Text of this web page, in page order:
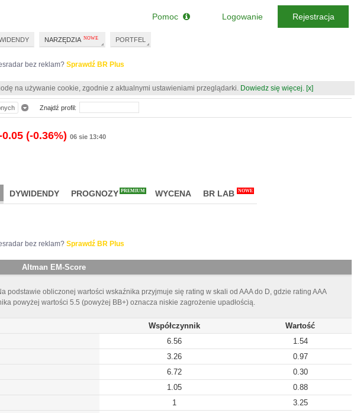
bez reklam? Sprawdź BR Plus
na używanie cookie, zgodnie z aktualnymi ustawieniami przeglądarki. Dowiedz się więcej. [x]
0.05 (-0.36%) 06 sie 13:40
DYWIDENDY PROGNOZY PREMIUM WYCENA BR LAB NOWE
bez reklam? Sprawdź BR Plus
Altman EM-Score
podstawie obliczonej wartości wskaźnika przyjmuje się rating w skali od AAA do D, gdzie rating AAA
powyżej wartości 5.5 (powyżej BB+) oznacza niskie zagrożenie upadłością.
Współczynnik
Wartość
6.56
1.54
3.26
0.97
6.72
0.30
1.05
0.88
1 3.25
Znajdź profil:
NARZĘDZIA PORTFEL
Pomoc Logowanie Rejestracja